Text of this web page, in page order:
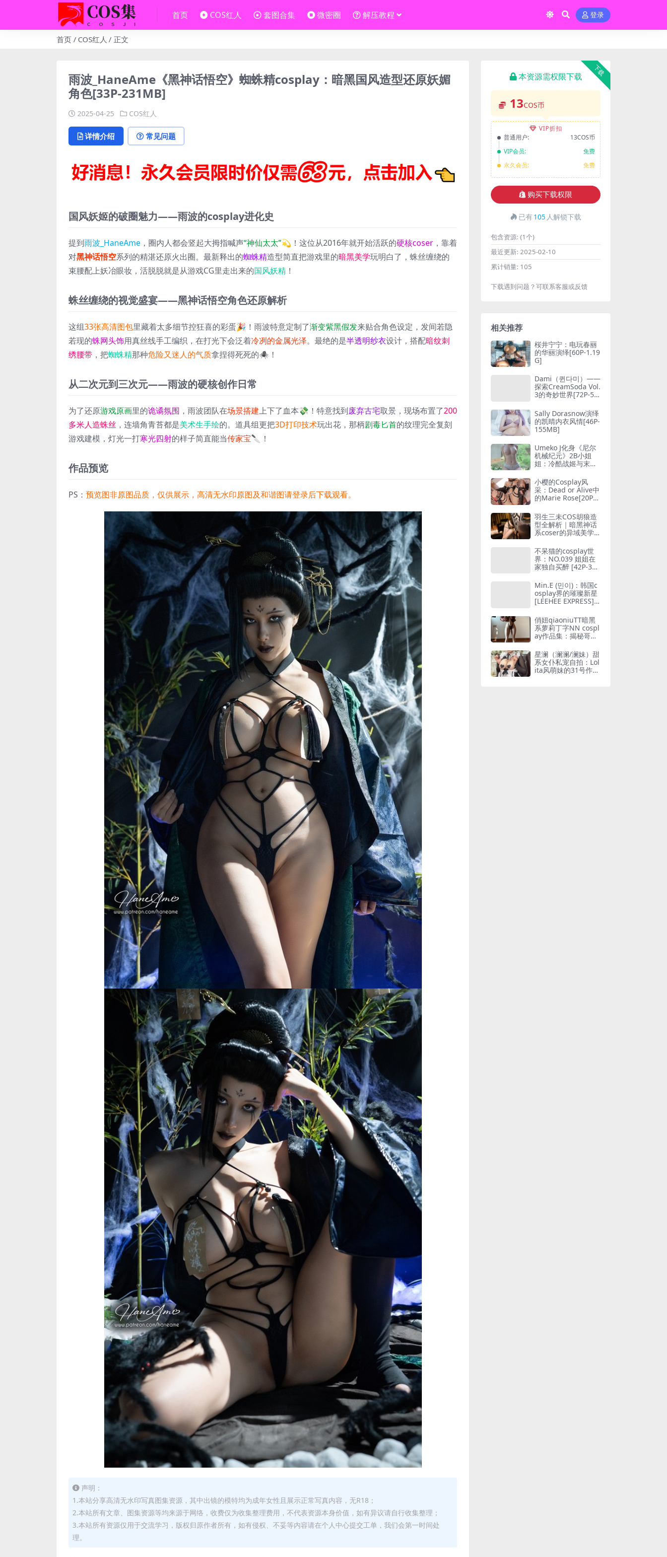
首页 COS红人 套图合集 微密圈 解压教程 登录
首页 COS红人 正文
雨波_HaneAme《黑神话悟空》蜘蛛精cosplay：暗黑国风造型还原妖媚
角色[33P-231MB]
2025-04-25 COS红人
详情介绍 常见问题
国风妖姬的破圈魅力——雨波的cosplay进化史
提到雨波_HaneAme ，圈内人都会竖起大拇指喊声“神仙太太”💫！这位从2016年就开始活跃的硬核coser ，靠着
对黑神话悟空系列的精湛还原火出圈。最新释出的蜘蛛精造型简直把游戏里的暗黑美学玩明白了，蛛丝缠绕的
束腰配上妖冶眼妆，活脱脱就是从游戏CG里走出来的国风妖精 ！
蛛丝缠绕的视觉盛宴——黑神话悟空角色还原解析
这组33张高清图包里藏着太多细节控狂喜的彩蛋🎉！雨波特意定制了渐变紫黑假发来贴合角色设定，发间若隐
若现的蛛网头饰用真丝线手工编织，在打光下会泛着冷冽的金属光泽。最绝的是半透明纱衣设计，搭配暗纹刺
绣腰带 ，把蜘蛛精那种危险又迷人的气质拿捏得死死的🕷️！
从二次元到三次元——雨波的硬核创作日常
为了还原游戏原画里的诡谲氛围 ，雨波团队在场景搭建上下了血本💸！特意找到废弃古宅取景，现场布置了200
多米人造蛛丝 ，连墙角青苔都是美术生手绘的。道具组更把3D打印技术玩出花，那柄剧毒匕首的纹理完全复刻
游戏建模，灯光一打寒光四射的样子简直能当传家宝🔪！
作品预览
PS： 预览图非原图品质，仅供展示，高清无水印原图及和谐图请登录后下载观看。
声明：
1.本站分享高清无水印写真图集资源，其中出镜的模特均为成年女性且展示正常写真内容，无R18；
2.本站所有文章、图集资源等均来源于网络，收费仅为收集整理费用，不代表资源本身价值，如有异议请自行收集整理；
3.本站所有资源仅用于交流学习，版权归原作者所有，如有侵权、不妥等内容请在个人中心提交工单，我们会第一时间处
理。
下载
本资源需权限下载
13COS币
VIP折扣
普通用户:
13COS币
VIP会员:
免费
永久会员:
免费
购买下载权限
已有105 人解锁下载
包含资源: (1个)
最近更新: 2025-02-10
累计销量: 105
下载遇到问题？可联系客服或反馈
相关推荐
桜井宁宁：电玩春丽
的华丽演绎[60P-1.19
G]
Dami（퀸다미）——
探索CreamSoda Vol.
3的奇妙世界[72P-50
Sally Dorasnow演绎
的凯晴内衣风情[46P-
155MB]
Umeko J化身《尼尔
机械纪元》2B小姐
姐：冷酷战姬与末世
P5V-1.26GB]
小樱的Cosplay风
采：Dead or Alive中
的Marie Rose[20P-1
羽生三未COS胡狼造
型全解析｜暗黑神话
系coser的异域美学
不呆猫的cosplay世
界：NO.039 姐姐在
家独自买醉 [42P-374
Min.E (민이)：韩国c
osplay界的璀璨新星
[LEEHEE EXPRESS] L
MB]
俏妞qiaoniuTT暗黑
系萝莉丁字NN cospl
ay作品集：揭秘哥特
巧 [20P-54MB]
星澜（澜澜/澜妹）甜
系女仆私宠自拍：Lol
ita风萌妹的31号作品